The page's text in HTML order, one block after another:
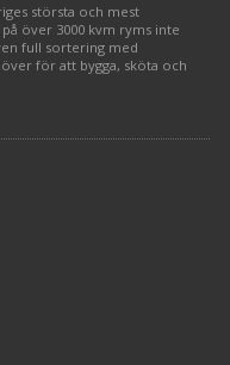
största och mest
över 3000 kvm ryms inte
full sortering med
för att bygga, sköta och